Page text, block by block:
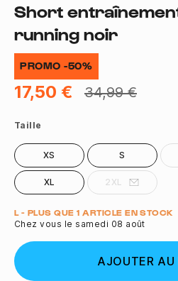
Short
running noir
PROMO -50%
17,50 € 34,99 €
Taille
XS S
XL 2XL
Quantité
L - PLUS QUE 1 ARTICLE EN STOCK
Chez vous le samedi 08 août
AJOUTER AU